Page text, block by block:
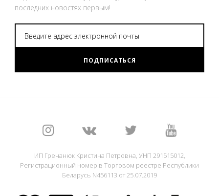
последних новостях первым!
ПОДПИСАТЬСЯ
ИП Гречанюк Кристина Петровна, УНП 291515012,
Регистрационный номер в Торговом реестре Республики
Беларусь N456113 от 25.07.2019